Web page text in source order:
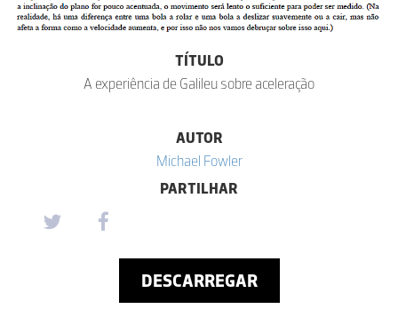
TÍTULO
A experiência de Galileu sobre aceleração
AUTOR
Michael Fowler
PARTILHAR
DESCARREGAR